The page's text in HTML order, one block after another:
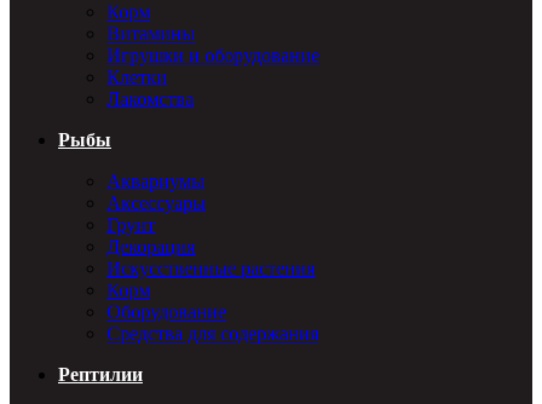
Корм
Витамины
Игрушки и оборудование
Клетки
Лакомства
Рыбы
Аквариумы
Аксессуары
Грунт
Декорация
Искусственные растения
Корм
Оборудование
Средства для содержания
Рептилии